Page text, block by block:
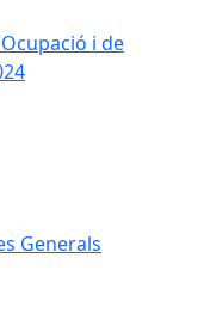
i de
Generals